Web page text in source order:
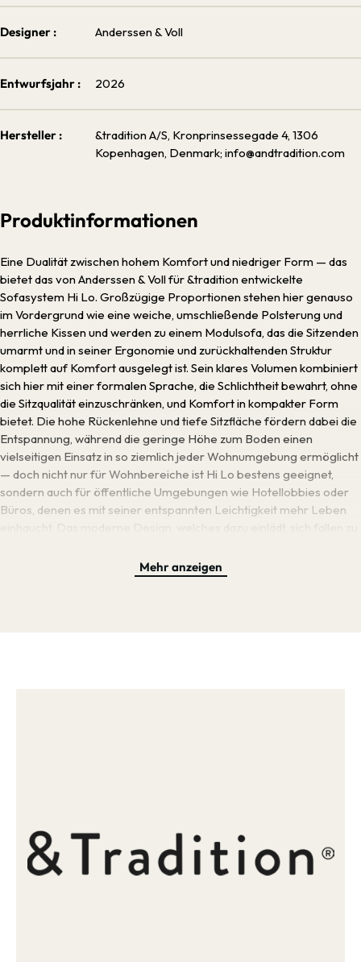
Designer : Anderssen & Voll
Entwurfsjahr : 2026
Hersteller :
&tradition A/S, Kronprinsessegade 4, 1306
Kopenhagen, Denmark; info@andtradition.com
Produktinformationen
Eine Dualität zwischen hohem Komfort und niedriger Form — das
bietet das von Anderssen & Voll für &tradition entwickelte
Sofasystem Hi Lo. Großzügige Proportionen stehen hier genauso
im Vordergrund wie eine weiche, umschließende Polsterung und
herrliche Kissen und werden zu einem Modulsofa, das die Sitzenden
umarmt und in seiner Ergonomie und zurückhaltenden Struktur
komplett auf Komfort ausgelegt ist. Sein klares Volumen kombiniert
sich hier mit einer formalen Sprache, die Schlichtheit bewahrt, ohne
die Sitzqualität einzuschränken, und Komfort in kompakter Form
bietet. Die hohe Rückenlehne und tiefe Sitzfläche fördern dabei die
Entspannung, während die geringe Höhe zum Boden einen
vielseitigen Einsatz in so ziemlich jeder Wohnumgebung ermöglicht
— doch nicht nur für Wohnbereiche ist Hi Lo bestens geeignet,
sondern auch für öffentliche Umgebungen wie Hotellobbies oder
Büros, denen es mit seiner entspannten Leichtigkeit mehr Leben
FSC-zertifiziertem Holz sowie recycelten Materialien und HR-
Schaum. Hi Los unterschiedliche Module lassen sich entweder
Entspannungserlebnis mit einem Hauch von Luxus. Das AV54 stellt
hierbei praktisch das Hauptmodul dar und kann eigenständig
eingesetzt werden, entfaltet sein volles Potential jedoch in
Mehr anzeigen